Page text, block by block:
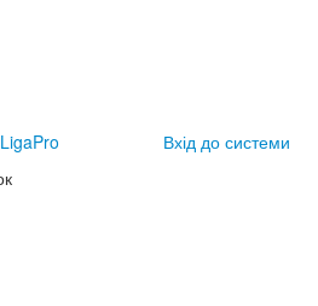
LigaPro Вхід до системи